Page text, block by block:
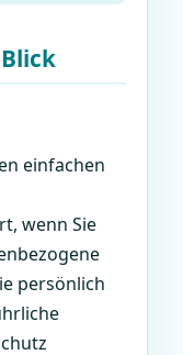
einfachen
wenn Sie
persönlich